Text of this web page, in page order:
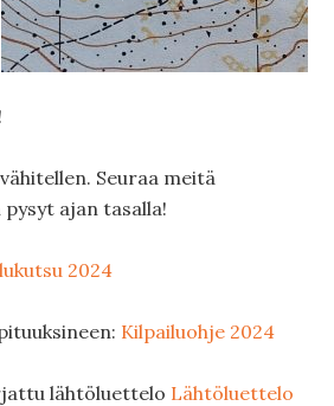
Seuraa meitä
pysyt ajan tasalla!
2024
Kilpailuohje 2024
lähtöluettelo Lähtöluettelo